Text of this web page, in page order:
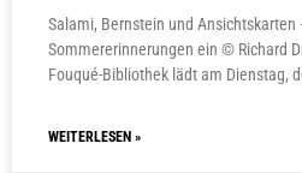
Salami, Bernstein und Ansichtskarten
Sommererinnerungen ein © Richard
Fouqué-Bibliothek lädt am Dienstag,
WEITERLESEN »